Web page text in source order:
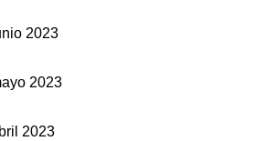
2023
2023
2023